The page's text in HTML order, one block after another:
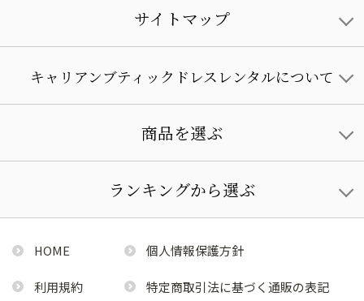
サイトマップ
キャリアンブティックドレスレンタルについて
商品を選ぶ
ランキングから選ぶ
HOME 個人情報保護方針
利用規約 特定商取引法に基づく通販の表記